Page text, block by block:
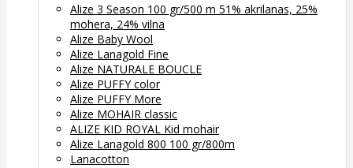
Alize 3 Season 100 gr/500 m 51% akrilanas, 25%
mohera, 24% vilna
Alize Baby Wool
Alize Lanagold Fine
Alize NATURALE BOUCLE
Alize PUFFY color
Alize PUFFY More
Alize MOHAIR classic
ALIZE KID ROYAL Kid mohair
Alize Lanagold 800 100 gr/800m
Lanacotton